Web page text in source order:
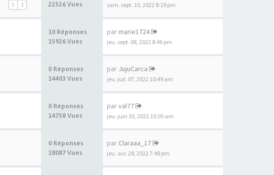
1 2
22526 Vues
sam. sept. 10, 2022 8:19 pm
10 Réponses
15926 Vues
par marie1724
jeu. sept. 08, 2022 8:46 pm
0 Réponses
14403 Vues
par JujuCarca
jeu. juil. 07, 2022 10:49 am
0 Réponses
14758 Vues
parval77
jeu. juin 30, 2022 10:05 am
0 Réponses
18087 Vues
par Claraaa_17
jeu. avr. 28, 2022 7:48 pm